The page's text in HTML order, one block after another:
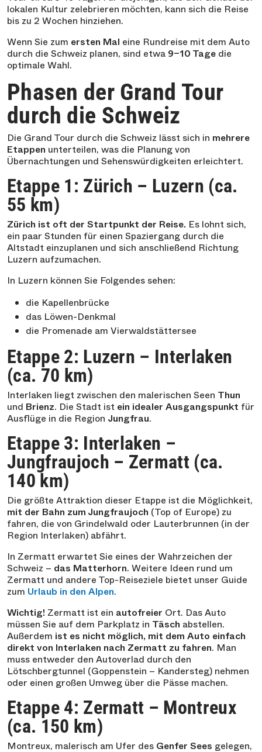
lokalen Kultur zelebrieren möchten, kann sich die Reise
bis zu 2 Wochen hinziehen.
Wenn Sie zum ersten Mal eine Rundreise mit dem Auto
durch die Schweiz planen, sind etwa 9–10 Tage die
optimale Wahl.
Phasen der Grand Tour
durch die Schweiz
Die Grand Tour durch die Schweiz lässt sich in mehrere
Etappen unterteilen, was die Planung von
Übernachtungen und Sehenswürdigkeiten erleichtert.
Etappe 1: Zürich – Luzern (ca.
55 km)
Zürich ist oft der Startpunkt der Reise. Es lohnt sich,
ein paar Stunden für einen Spaziergang durch die
Altstadt einzuplanen und sich anschließend Richtung
Luzern aufzumachen.
In Luzern können Sie Folgendes sehen:
die Kapellenbrücke
das Löwen-Denkmal
die Promenade am Vierwaldstättersee
Etappe 2: Luzern – Interlaken
(ca. 70 km)
Interlaken liegt zwischen den malerischen Seen Thun
und Brienz. Die Stadt ist ein idealer Ausgangspunkt für
Ausflüge in die Region Jungfrau.
Etappe 3: Interlaken –
Jungfraujoch – Zermatt (ca.
140 km)
Die größte Attraktion dieser Etappe ist die Möglichkeit,
mit der Bahn zum Jungfraujoch (Top of Europe) zu
fahren, die von Grindelwald oder Lauterbrunnen (in der
Region Interlaken) abfährt.
In Zermatt erwartet Sie eines der Wahrzeichen der
Schweiz – das Matterhorn. Weitere Ideen rund um
Zermatt und andere Top-Reiseziele bietet unser Guide
zum Urlaub in den Alpen.
Wichtig! Zermatt ist ein autofreier Ort. Das Auto
müssen Sie auf dem Parkplatz in Täsch abstellen.
Außerdem ist es nicht möglich, mit dem Auto einfach
direkt von Interlaken nach Zermatt zu fahren. Man
muss entweder den Autoverlad durch den
Lötschbergtunnel (Goppenstein – Kandersteg) nehmen
oder einen großen Umweg über die Pässe machen.
Etappe 4: Zermatt – Montreux
(ca. 150 km)
Montreux, malerisch am Ufer des Genfer Sees gelegen,